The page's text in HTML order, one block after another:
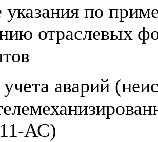
указания по
отраслевых
аварий
АС)